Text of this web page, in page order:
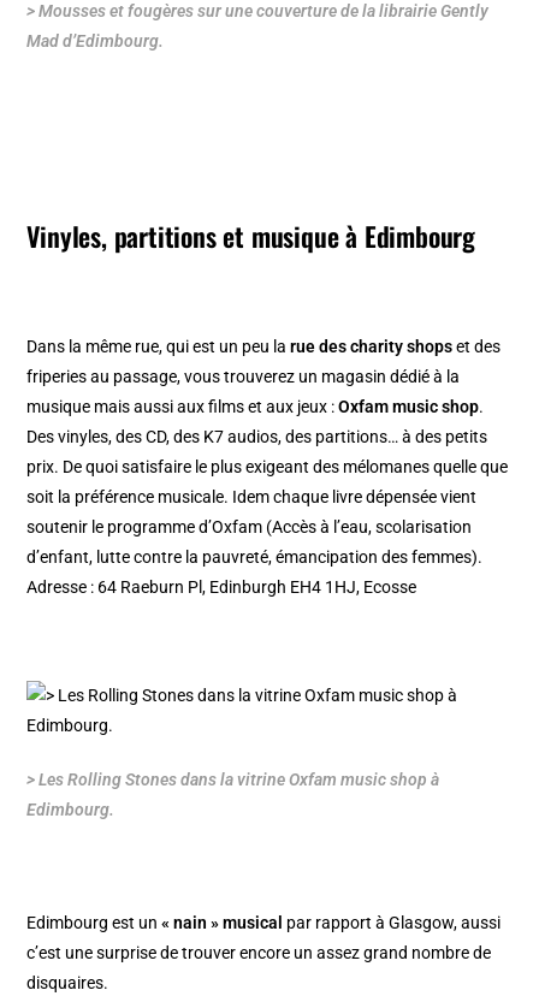
> Mousses et fougères sur une couverture de la librairie Gently
Mad d’Edimbourg.
Vinyles, partitions et musique à Edimbourg
Dans la même rue, qui est un peu larue des charity shopset des
friperies au passage, vous trouverez un magasin dédié à la
musique mais aussi aux films et aux jeux :Oxfam music shop.
Des vinyles, des CD, des K7 audios, des partitions… à des petits
prix. De quoi satisfaire le plus exigeant des mélomanes quelle que
soit la préférence musicale. Idem chaque livre dépensée vient
soutenir le programme d’Oxfam (Accès à l’eau, scolarisation
d’enfant, lutte contre la pauvreté, émancipation des femmes).
Adresse : 64 Raeburn Pl, Edinburgh EH4 1HJ, Ecosse
> Les Rolling Stones dans la vitrine Oxfam music shop à
Edimbourg.
Edimbourg est un« nain » musical par rapport àGlasgow, aussi
c’est une surprise de trouver encore un assez grand nombre de
disquaires.